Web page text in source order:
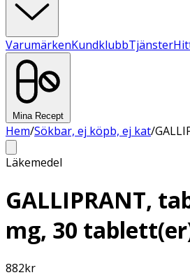
VarumärkenKundklubbTjänster
Mina Recept
Hem/Sökbar, ej köpb, ej kat/
Läkemedel
GALLIPRANT,
mg, 30
882kr